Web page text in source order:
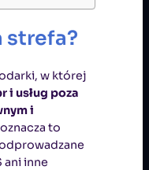
strefa?
w której
i usług poza
i
to
ani inne